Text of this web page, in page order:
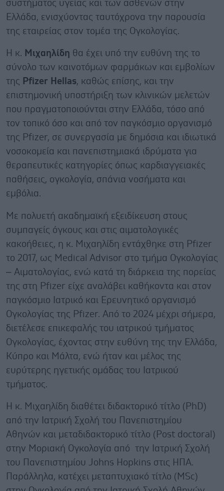
συστήματος υγείας και των ασθενών στην
Ελλάδα, ενισχύοντας ταυτόχρονα την παρουσία
της εταιρείας στον τομέα της Ογκολογίας.
Η κ. Μιχαηλίδη θα έχει υπό την ευθύνη της το
σύνολο των καινοτόμων φαρμάκων και εμβολίων
της Pfizer Hellas, καθώς επίσης, και την
επιστημονική υποστήριξη των κλινικών μελετών
που πραγματοποιούνται στην Ελλάδα, τόσο από
τoν τοπικό όσο και από τον παγκόσμιο οργανισμό
της Pfizer, σε συνεργασία με δημόσια και ιδιωτικά
νοσοκομεία και πανεπιστημιακά ιδρύματα για
θεραπευτικές κατηγορίες όπως καρδιαγγειακές
παθήσεις, ογκολογία, σπάνια νοσήματα και
εμβόλια.
Με πολυετή ακαδημαϊκή εξειδίκευση στους
συμπαγείς όγκους και στις αιματολογικές
κακοήθειες, η κ. Μιχαηλίδη εντάχθηκε στη Pfizer
τo 2017, ως Medical Advisor στο τμήμα Ογκολογίας
– Αιματολογίας, ενώ κατά τη διάρκεια της πορείας
της στη Pfizer είχε αναλάβει καθήκοντα και στον
παγκόσμιο Ιατρικό και Ερευνητικό οργανισμό
Ογκολογίας της Pfizer. Από το 2024 μέχρι σήμερα,
διετέλεσε επικεφαλής του ιατρικού τμήματος
Ογκολογίας, έχοντας στην ευθύνη της την Ελλάδα,
Κύπρο και Μάλτα, ενώ ήταν και μέλος της
ευρύτερης ηγετικής ομάδας του Ιατρικού
τμήματος.
Η κ. Μιχαηλίδη διαθέτει διδακτορικό τίτλο (PhD)
από την Ιατρική Σχολή του Πανεπιστημίου
Αθηνών και μεταδιδακτορικό τίτλο (Post doctoral)
στην Μοριακή Ογκολογία από την Ιατρική Σχολή
του Πανεπιστημίου Johns Hopkins στις ΗΠΑ.
Παράλληλα, κατέχει μεταπτυχιακό τίτλο (MSc)